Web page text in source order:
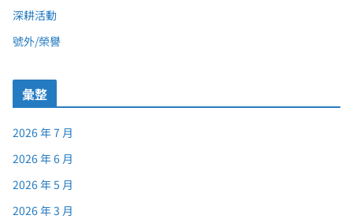
深耕活動
號外/榮譽
彙整
2026 年 7 月
2026 年 6 月
2026 年 5 月
2026 年 3 月